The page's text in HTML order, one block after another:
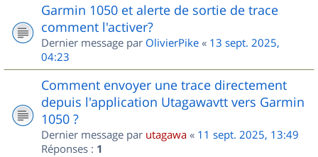
Garmin 1050 et alerte de sortie de trace
comment l'activer?
Dernier message par OlivierPike « 13 sept. 2025,
04:23
Comment envoyer une trace directement
depuis l'application Utagawavtt vers Garmin
1050 ?
Dernier message par utagawa « 11 sept. 2025, 13:49
Réponses : 1